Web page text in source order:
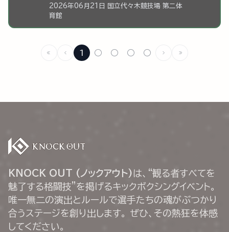
2026年06月21日 国立代々木競技場 第二体
育館
1 ○ ○ ○ ○
KNOCK OUT (ノックアウト) は、“観る者すべてを
魅了する格闘技”を掲げるキックボクシングイベント。
唯一無二の演出とルールで選手たちの魂がぶつかり
合うステージを創り出します。 ぜひ、その熱狂を体感
してください。